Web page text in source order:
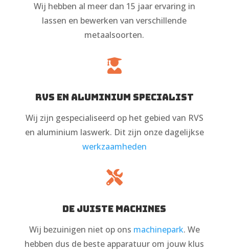
Wij hebben al meer dan 15 jaar ervaring in
lassen en bewerken van verschillende
metaalsoorten.

RVS en aluminium specialist
Wij zijn gespecialiseerd op het gebied van RVS
en aluminium laswerk. Dit zijn onze dagelijkse
werkzaamheden

De juiste machines
Wij bezuinigen niet op ons machinepark. We
hebben dus de beste apparatuur om jouw klus